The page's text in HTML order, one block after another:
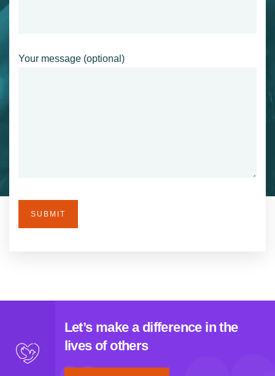
Your message (optional)
Let’s make a difference in the
lives of others